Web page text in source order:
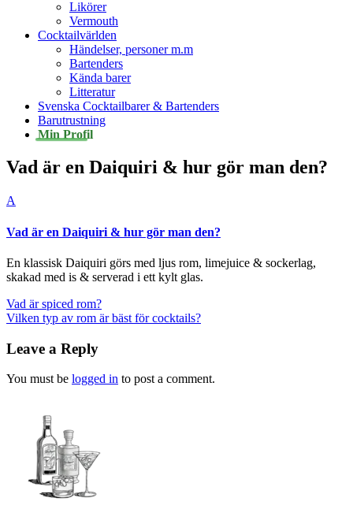
Likörer
Vermouth
Cocktailvärlden
Händelser, personer m.m
Bartenders
Kända barer
Litteratur
Svenska Cocktailbarer & Bartenders
Barutrustning
Min Profil
Vad är en Daiquiri & hur gör man den?
A
Vad är en Daiquiri & hur gör man den?
En klassisk Daiquiri görs med ljus rom, limejuice & sockerlag,
skakad med is & serverad i ett kylt glas.
Post
navigation
Vad är spiced rom?
Vilken typ av rom är bäst för cocktails?
Leave a Reply
You must be logged in to post a comment.